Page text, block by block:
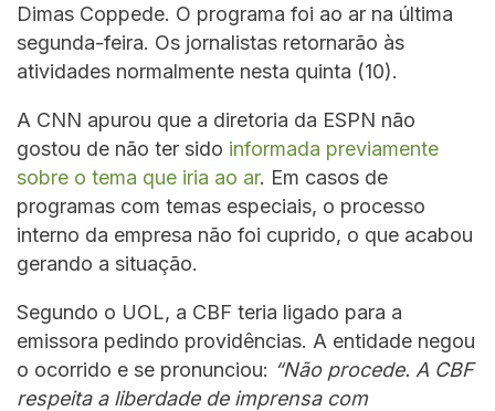
Dimas Coppede. O programa foi ao ar na última
segunda-feira. Os jornalistas retornarão às
atividades normalmente nesta quinta (10).
A CNN apurou que a diretoria da ESPN não
gostou de não ter sido informada previamente
sobre o tema que iria ao ar. Em casos de
programas com temas especiais, o processo
interno da empresa não foi cuprido, o que acabou
gerando a situação.
Segundo o UOL, a CBF teria ligado para a
emissora pedindo providências. A entidade negou
o ocorrido e se pronunciou: “Não procede. A CBF
respeita a liberdade de imprensa com